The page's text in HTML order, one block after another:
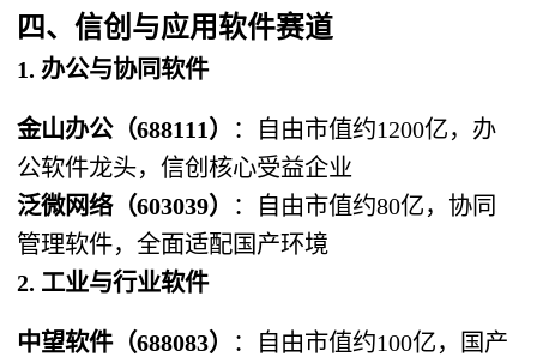
四、信创与应用软件赛道
1. 办公与协同软件
金山办公（688111）​
​：自由市值约1200亿，办
公软件龙头，信创核心受益企业
泛微网络（603039）​
​：自由市值约80亿，协同
管理软件，全面适配国产环境
2. 工业与行业软件
中望软件（688083）​
​：自由市值约100亿，国产